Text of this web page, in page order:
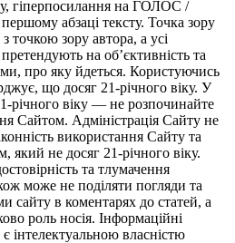
гіперпосилання на ГОЛОС /
абзаці тексту. Точка зору
точкою зору автора, а усі
на об’єктивність та
про яку йдеться. Користуючись
що досяг 21-річного віку. У
річного віку — не розпочинайте
Сайтом. Адміністрація Сайту не
використання Сайту та
який не досяг 21-річного віку.
та тлумачення
може не поділяти погляди та
сайту в коментарях до статей, а
роль носія. Інформаційні
інтелектуальною власністю